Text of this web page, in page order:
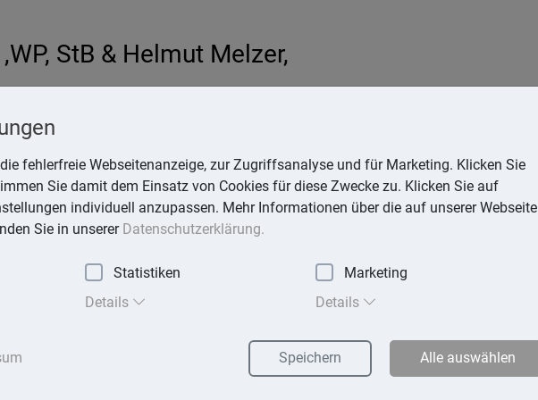
StB & Helmut Melzer,
online.de
fehlerfreie Webseitenanzeige, zur Zugriffsanalyse und für Marketing. Klicken Sie
Sie damit dem Einsatz von Cookies für diese Zwecke zu. Klicken Sie auf
individuell anzupassen. Mehr Informationen über die auf unserer Webseite
Sie in unserer Datenschutzerklärung.
Statistiken
Marketing
Details Details
Speichern Alle auswählen